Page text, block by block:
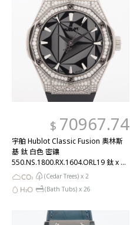
$ 70967.74
宇舶 Hublot Classic Fusion 奧林斯
基 鈦 白色 密鑲
550.NS.1800.RX.1604.ORL19 鈦 x 橡
膠 AT 黑色錶盤 AB 排名
(Cedar Trees) x 2
(Bath Tubs) x 26